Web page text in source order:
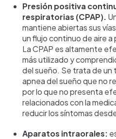
Presión positiva
respiratorias (CPAP).
mantiene abiertas sus
un flujo continuo de aire a
La CPAP es altamente
más utilizado y
del sueño. Se trata de un
apnea del sueño que no
por lo que no presenta
relacionados con la
reducir los síntomas
Aparatos intraorales: